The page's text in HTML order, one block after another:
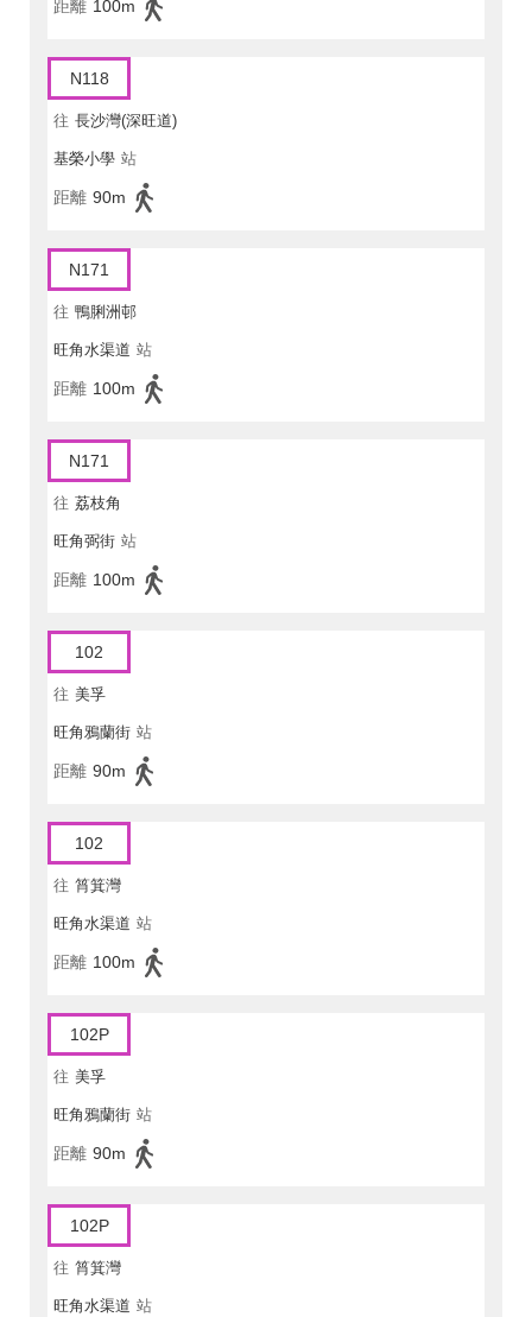
距離 100m
N118
往 長沙灣(深旺道)
基榮小學 站
距離 90m
N171
往 鴨脷洲邨
旺角水渠道 站
距離 100m
N171
往 荔枝角
旺角弼街 站
距離 100m
102
往 美孚
旺角鴉蘭街 站
距離 90m
102
往 筲箕灣
旺角水渠道 站
距離 100m
102P
往 美孚
旺角鴉蘭街 站
距離 90m
102P
往 筲箕灣
旺角水渠道 站